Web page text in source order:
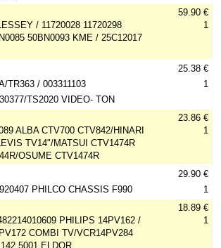
/ 11720028 11720298
50BN0093 KME / 25C12017
59.90 €
1
TR363 / 003311103
TS2020 VIDEO- TON
25.38 €
1
ALBA CTV700 CTV842/HINARI
TV14"/MATSUI CTV1474R
OSUME CTV1474R
23.86 €
1
PHILCO CHASSIS F990
29.90 €
1
PHILIPS 14PV162 /
COMBI TV/VCR14PV284
ELDOR
18.89 €
1